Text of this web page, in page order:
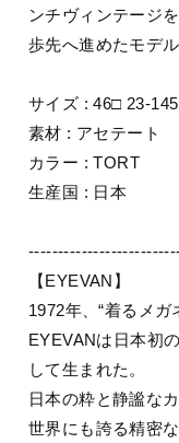
ンチヴィンテージ
歩先へ進めたモデル
サイズ : 46□ 23-145
素材 : アセテート
カラー : TORT
生産国 : 日本
【EYEVAN】
1972年、“着るメガ
EYEVANは日本初
して生まれた。
日本の粋と静謐な
世界にも誇る精密